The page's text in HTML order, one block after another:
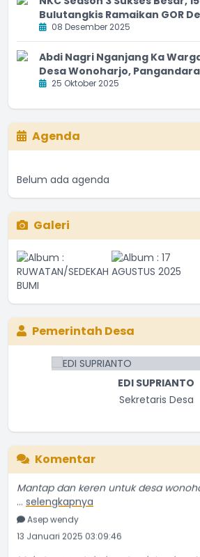
Bulutangkis Ramaikan GOR
08 Desember 2025
Abdi Nagri Nganjang Ka
Desa Wonoharjo,
25 Oktober 2025
Agenda
Belum ada agenda
Galeri
Pemerintah Desa
EDI SUPRIANTO
Sekretaris Desa
SUHENDRA
Kaur Keuangan
Komentar
Maju terus untuk desa tercinta, desa
Haikal
ghifari
03 Mei 2025 13:56:45
Mantap dan keren untuk desa
...selengkapnya
Asep wendy
13 Januari 2025 03:09:46